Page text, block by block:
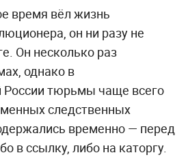
время вёл жизнь
он ни разу не
Он несколько раз
однако в
тюрьмы чаще всего
следственных
временно — перед
в ссылку, либо на каторгу.